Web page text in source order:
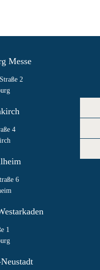
Messe
2
4
6
1